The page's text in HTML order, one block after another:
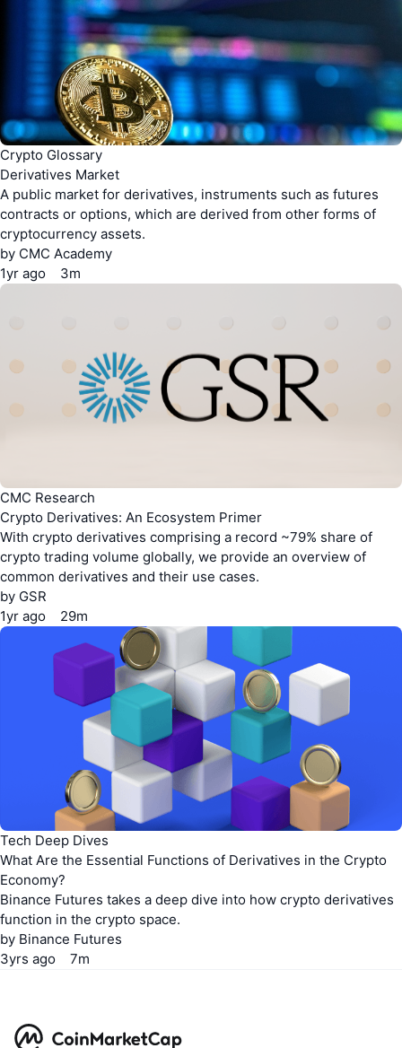
Crypto Glossary
Derivatives Market
A public market for derivatives, instruments such as futures
contracts or options, which are derived from other forms of
cryptocurrency assets.
by CMC Academy
1yr ago 3m
CMC Research
Crypto Derivatives: An Ecosystem Primer
With crypto derivatives comprising a record ~79% share of
crypto trading volume globally, we provide an overview of
common derivatives and their use cases.
by GSR
1yr ago 29m
Tech Deep Dives
What Are the Essential Functions of Derivatives in the Crypto
Economy?
Binance Futures takes a deep dive into how crypto derivatives
function in the crypto space.
by Binance Futures
3yrs ago 7m